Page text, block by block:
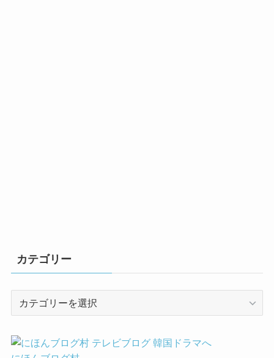
カテゴリー
リ